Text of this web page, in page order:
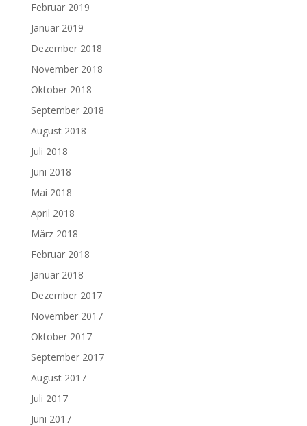
Februar 2019
Januar 2019
Dezember 2018
November 2018
Oktober 2018
September 2018
August 2018
Juli 2018
Juni 2018
Mai 2018
April 2018
März 2018
Februar 2018
Januar 2018
Dezember 2017
November 2017
Oktober 2017
September 2017
August 2017
Juli 2017
Juni 2017